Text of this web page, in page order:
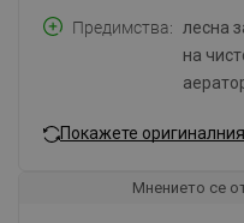
Предимства
лесна
на
Покажете
Мнението се